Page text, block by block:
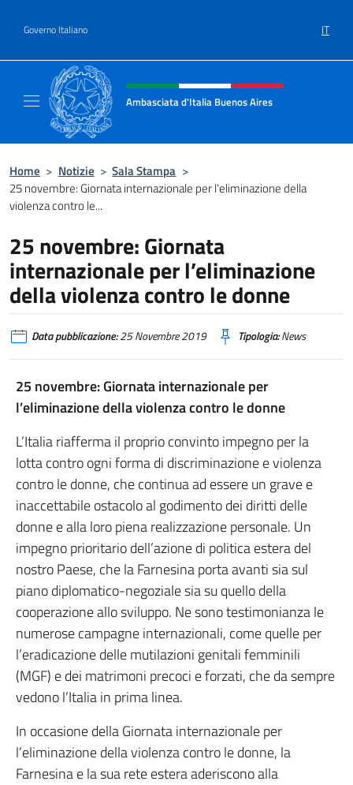
Governo Italiano IT
Intestazione sito, social e menù
Ambasciata d'Italia Buenos Aires
Home > Notizie > Sala Stampa >
25 novembre: Giornata internazionale per l’eliminazione della
violenza contro le...
25 novembre: Giornata
internazionale per l’eliminazione
della violenza contro le donne
Data pubblicazione:25 Novembre 2019 Tipologia:News
25 novembre: Giornata internazionale per
l’eliminazione della violenza contro le donne
L’Italia riafferma il proprio convinto impegno per la
lotta contro ogni forma di discriminazione e violenza
contro le donne, che continua ad essere un grave e
inaccettabile ostacolo al godimento dei diritti delle
donne e alla loro piena realizzazione personale. Un
impegno prioritario dell’azione di politica estera del
nostro Paese, che la Farnesina porta avanti sia sul
piano diplomatico-negoziale sia su quello della
cooperazione allo sviluppo. Ne sono testimonianza le
numerose campagne internazionali, come quelle per
l’eradicazione delle mutilazioni genitali femminili
(MGF) e dei matrimoni precoci e forzati, che da sempre
vedono l’Italia in prima linea.
In occasione della Giornata internazionale per
l’eliminazione della violenza contro le donne, la
Farnesina e la sua rete estera aderiscono alla